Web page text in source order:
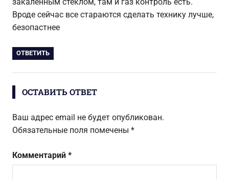
закаленным стеклом, там и газ контроль есть.
Вроде сейчас все стараются сделать технику лучше,
безопастнее
ОТВЕТИТЬ
ОСТАВИТЬ ОТВЕТ
Ваш адрес email не будет опубликован.
Обязательные поля помечены *
Комментарий *